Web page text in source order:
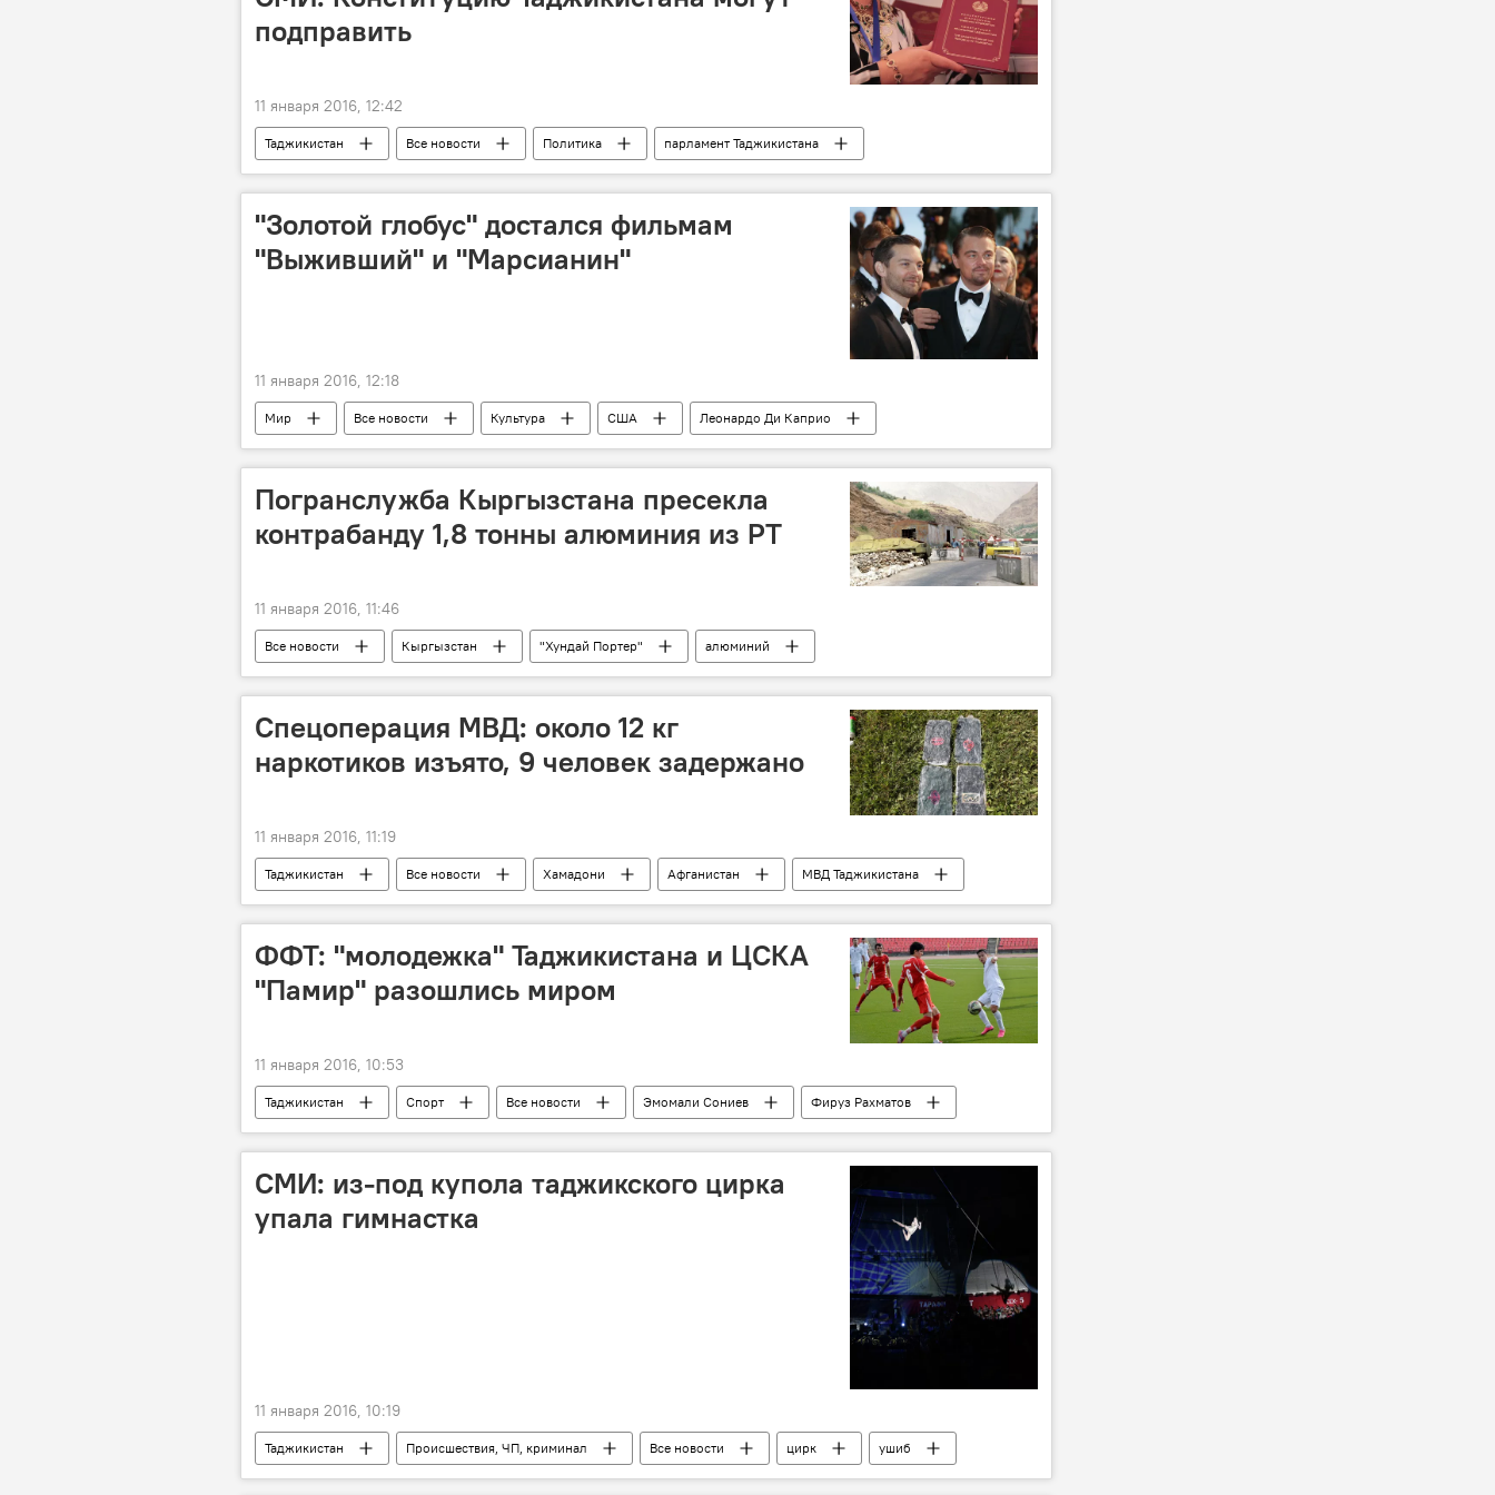
подправить
11 января 2016, 12:42
Таджикистан Все новости Политика
парламент Таджикистана
парламент
референдум Конституция Таджикистана
"Золотой глобус" достался фильмам
"Выживший" и "Марсианин"
11 января 2016, 12:18
Мир Все новости Культура США
Леонардо Ди Каприо
премия
кино церемония золото
Погранслужба Кыргызстана пресекла
контрабанду 1,8 тонны алюминия из РТ
11 января 2016, 11:46
Все новости Кыргызстан "Хундай Портер"
алюминий
Центральная Азия
Таджикистан Происшествия, ЧП, криминал
Спецоперация МВД: около 12 кг
наркотиков изъято, 9 человек задержано
11 января 2016, 11:19
Таджикистан Все новости Хамадони Афганистан
МВД Таджикистана
наркотики
Происшествия, ЧП, криминал Новости Душанбе
ФФТ: "молодежка" Таджикистана и ЦСКА
"Памир" разошлись миром
11 января 2016, 10:53
Таджикистан Спорт Все новости Эмомали Сониев
Фируз Рахматов
Роман Пилипчук
ФФТ футбол сбор счет Ташкент
СМИ: из-под купола таджикского цирка
упала гимнастка
11 января 2016, 10:19
Таджикистан Происшествия, ЧП, криминал Все новости цирк
ушиб
перелом
Новости Душанбе